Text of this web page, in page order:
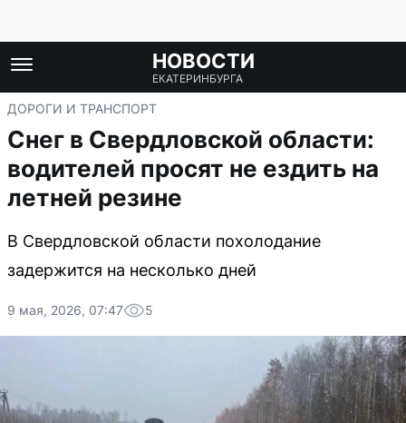
НОВОСТИ
ЕКАТЕРИНБУРГА
ДОРОГИ И ТРАНСПОРТ
Снег в Свердловской области:
водителей просят не ездить на
летней резине
В Свердловской области похолодание
задержится на несколько дней
9 мая, 2026, 07:47 5